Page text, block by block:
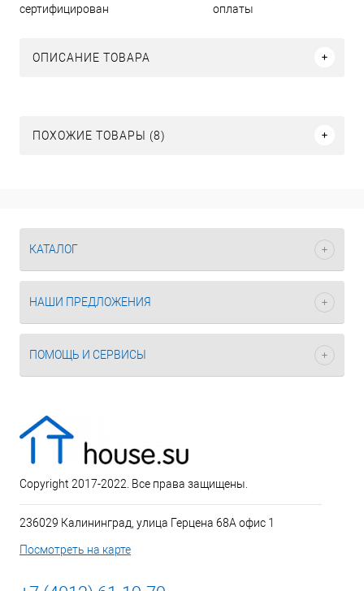
сертифицирован
оплаты
ОПИСАНИЕ ТОВАРА
ПОХОЖИЕ ТОВАРЫ (8)
КАТАЛОГ
НАШИ ПРЕДЛОЖЕНИЯ
ПОМОЩЬ И СЕРВИСЫ
Copyright 2017-2022. Все права защищены.
236029 Калининград, улица Герцена 68А офис 1
Посмотреть на карте